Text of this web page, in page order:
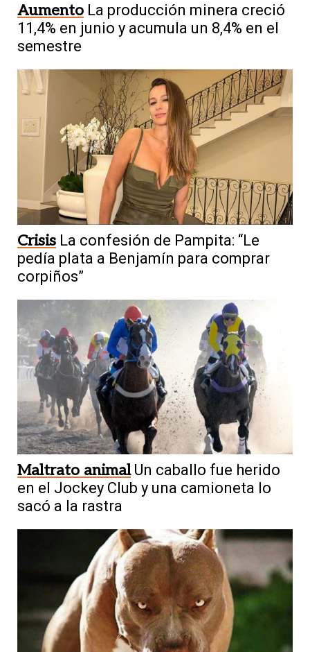
Aumento La producción minera creció
11,4% en junio y acumula un 8,4% en el
semestre
Crisis La confesión de Pampita: “Le
pedía plata a Benjamín para comprar
corpiños”
Maltrato animal Un caballo fue herido
en el Jockey Club y una camioneta lo
sacó a la rastra